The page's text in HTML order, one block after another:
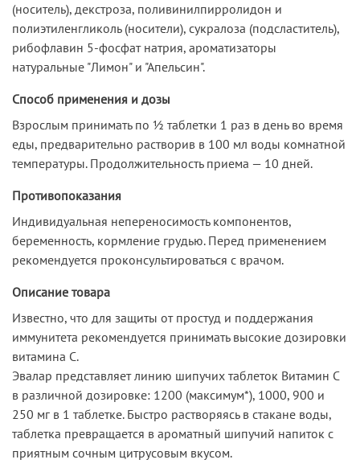
(носитель), декстроза, поливинилпирролидон и
полиэтиленгликоль (носители), сукралоза (подсластитель),
рибофлавин 5-фосфат натрия, ароматизаторы
натуральные "Лимон" и "Апельсин".
Способ применения и дозы
Взрослым принимать по ½ таблетки 1 раз в день во время
еды, предварительно растворив в 100 мл воды комнатной
температуры. Продолжительность приема — 10 дней.
Противопоказания
Индивидуальная непереносимость компонентов,
беременность, кормление грудью. Перед применением
рекомендуется проконсультироваться с врачом.
Описание товара
Известно, что для защиты от простуд и поддержания
иммунитета рекомендуется принимать высокие дозировки
витамина С.
Эвалар представляет линию шипучих таблеток Витамин С
в различной дозировке: 1200 (максимум*), 1000, 900 и
250 мг в 1 таблетке. Быстро растворяясь в стакане воды,
таблетка превращается в ароматный шипучий напиток с
приятным сочным цитрусовым вкусом.